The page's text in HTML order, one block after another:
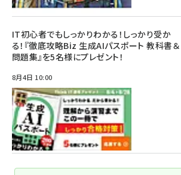
IT初心者でもしっかりわかる！しっかり受か
る！『徹底攻略Biz 生成AIパスポート 教科書＆
問題集』を5名様にプレゼント！
8月4日 10:00